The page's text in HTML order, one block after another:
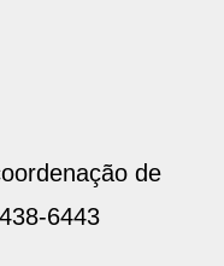
de
6443